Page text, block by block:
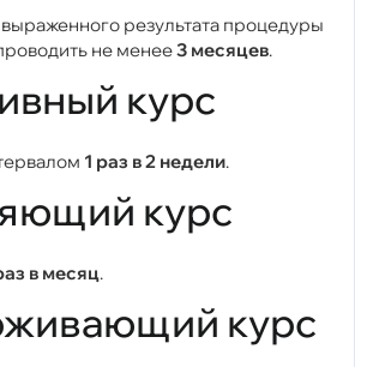
результата процедуры
не менее3 месяцев.
курс
1 раз в 2 недели.
курс
в месяц.
курс